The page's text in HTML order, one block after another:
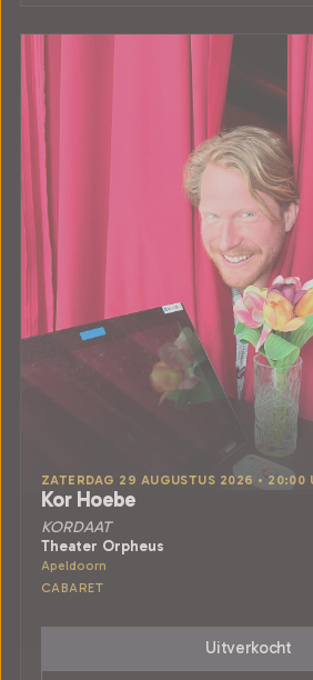
ZATERDAG 29 AUGUSTUS 2026 • 20:00
Kor Hoebe
KORDAAT
Theater Orpheus
Apeldoorn
CABARET
Uitverkocht